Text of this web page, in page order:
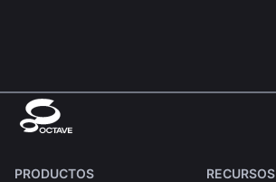
PRODUCTOS
RECURSOS